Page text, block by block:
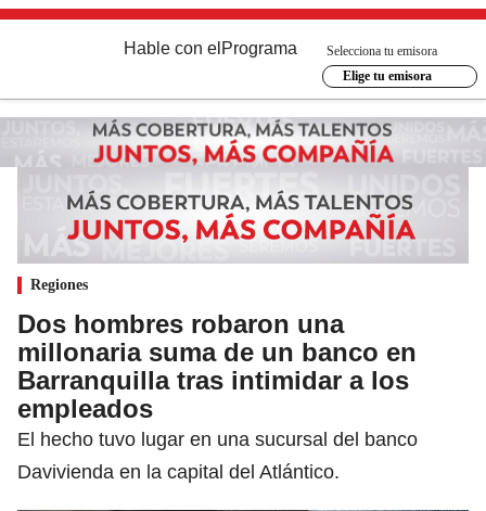
Hable con el Programa
Selecciona tu emisora
Elige tu emisora
Regiones
Dos hombres robaron una
millonaria suma de un banco en
Barranquilla tras intimidar a los
empleados
El hecho tuvo lugar en una sucursal del banco
Davivienda en la capital del Atlántico.